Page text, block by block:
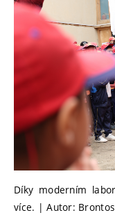
Díky moderním
více. | Autor: